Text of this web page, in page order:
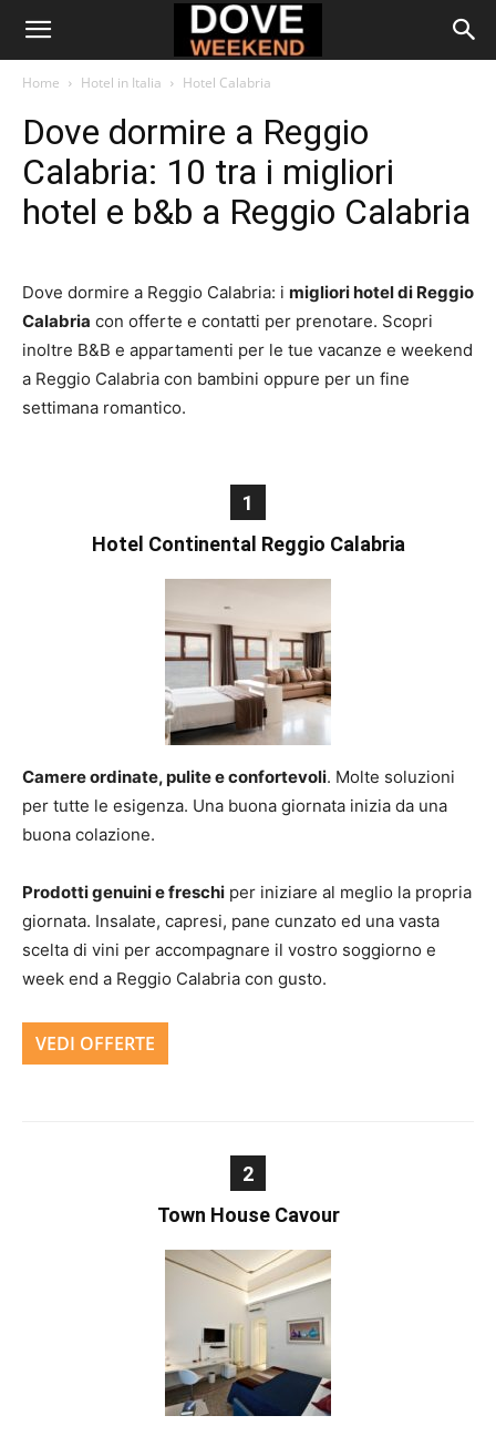
Home Hotel in Italia Hotel Calabria
Dove dormire a Reggio
Calabria: 10 tra i migliori
hotel e b&b a Reggio Calabria
Dove dormire a Reggio Calabria: i migliori hotel di Reggio
Calabria con offerte e contatti per prenotare. Scopri
inoltre B&B e appartamenti per le tue vacanze e weekend
a Reggio Calabria con bambini oppure per un fine
settimana romantico.
1
Hotel Continental Reggio Calabria
Camere ordinate, pulite e confortevoli. Molte soluzioni
per tutte le esigenza. Una buona giornata inizia da una
buona colazione.
Prodotti genuini e freschi per iniziare al meglio la propria
giornata. Insalate, capresi, pane cunzato ed una vasta
scelta di vini per accompagnare il vostro soggiorno e
week end a Reggio Calabria con gusto.
VEDI OFFERTE
2
Town House Cavour